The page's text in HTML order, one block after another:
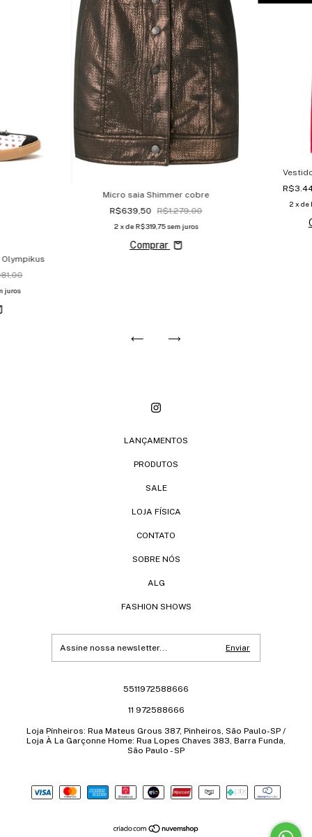
Olympikus
juros
Micro saia Shimmer cobre
R$639,50
R$1.279,00
2 x deR$319,75 sem juros
Comprar
2 x de
LANÇAMENTOS
PRODUTOS
SALE
LOJA FÍSICA
CONTATO
SOBRE NÓS
ALG
FASHION SHOWS
5511972588666
11 972588666
Loja Pínheiros: Rua Mateus Grous 387, Pinheiros, São Paulo-SP /
Loja À La Garçonne Home: Rua Lopes Chaves 383, Barra Funda,
São Paulo - SP